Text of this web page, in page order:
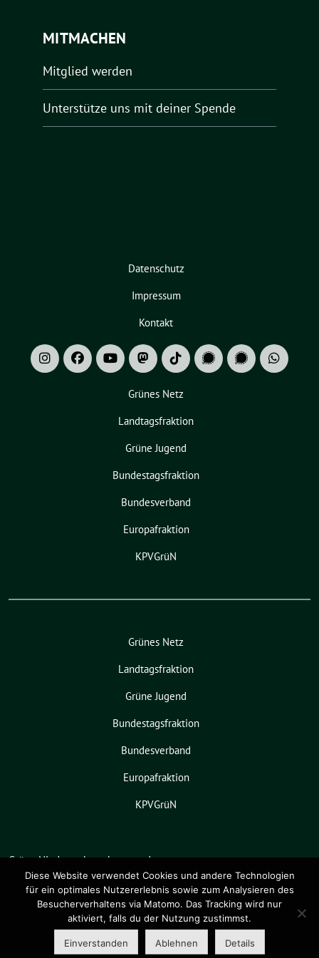
MITMACHEN
Mitglied werden
Unterstütze uns mit deiner Spende
Datenschutz
Impressum
Kontakt
Grünes Netz
Landtagsfraktion
Grüne Jugend
Bundestagsfraktion
Bundesverband
Europafraktion
KPVGrüN
Grünes Netz
Landtagsfraktion
Grüne Jugend
Bundestagsfraktion
Bundesverband
Europafraktion
KPVGrüN
Grüne Niedersachsen benutzt das
freie grüne Themesunflower ‐ ein
Angebot derverdigado eG.
Diese Website verwendet Cookies und andere Technologien
für ein optimales Nutzererlebnis sowie zum Analysieren des
Besucherverhaltens via Matomo. Das Tracking wird nur
aktiviert, falls du der Nutzung zustimmst.
Einverstanden Ablehnen Details